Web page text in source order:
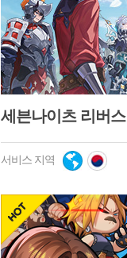
hot
세븐나이츠 리버스
서비스 지역